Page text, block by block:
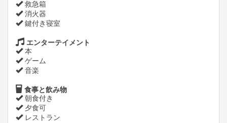
救急箱
消火器
鍵付き寝室
エンターテイメント
本
ゲーム
音楽
食事と飲み物
朝食付き
夕食可
レストラン